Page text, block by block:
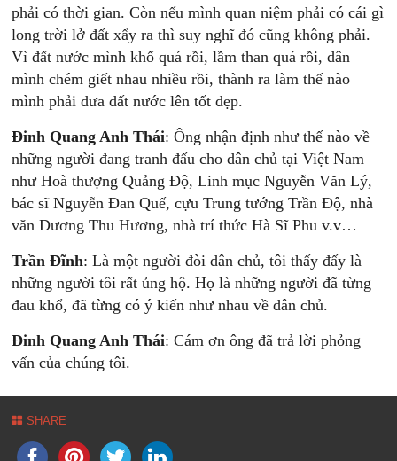
phải có thời gian. Còn nếu mình quan niệm phải có cái gì
long trời lở đất xẩy ra thì suy nghĩ đó cũng không phải.
Vì đất nước mình khổ quá rồi, lầm than quá rồi, dân
mình chém giết nhau nhiều rồi, thành ra làm thế nào
mình phải đưa đất nước lên tốt đẹp.
Đinh Quang Anh Thái: Ông nhận định như thế nào về
những người đang tranh đấu cho dân chủ tại Việt Nam
như Hoà thượng Quảng Độ, Linh mục Nguyễn Văn Lý,
bác sĩ Nguyễn Đan Quế, cựu Trung tướng Trần Độ, nhà
văn Dương Thu Hương, nhà trí thức Hà Sĩ Phu v.v…
Trần Đĩnh: Là một người đòi dân chủ, tôi thấy đấy là
những người tôi rất ủng hộ. Họ là những người đã từng
đau khổ, đã từng có ý kiến như nhau về dân chủ.
Đinh Quang Anh Thái: Cám ơn ông đã trả lời phỏng
vấn của chúng tôi.
SHARE